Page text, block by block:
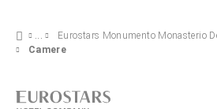
Eurostars Monumento Monasterio
Camere